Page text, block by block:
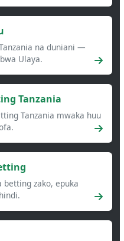
na duniani —
Ulaya.
Tanzania
Tanzania mwaka huu
betting zako, epuka